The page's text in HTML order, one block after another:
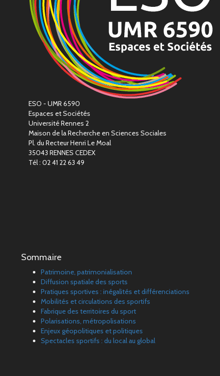
ESO - UMR 6590
Espaces et Sociétés
Université Rennes 2
Maison de la Recherche en Sciences Sociales
Pl. du Recteur Henri Le Moal
35043 RENNES CEDEX
Tél : 02 41 22 63 49
Sommaire
Patrimoine, patrimonialisation
Diffusion spatiale des sports
Pratiques sportives : inégalités et différenciations
Mobilités et circulations des sportifs
Fabrique des territoires du sport
Polarisations, métropolisations
Enjeux géopolitiques et politiques
Spectacles sportifs : du local au global